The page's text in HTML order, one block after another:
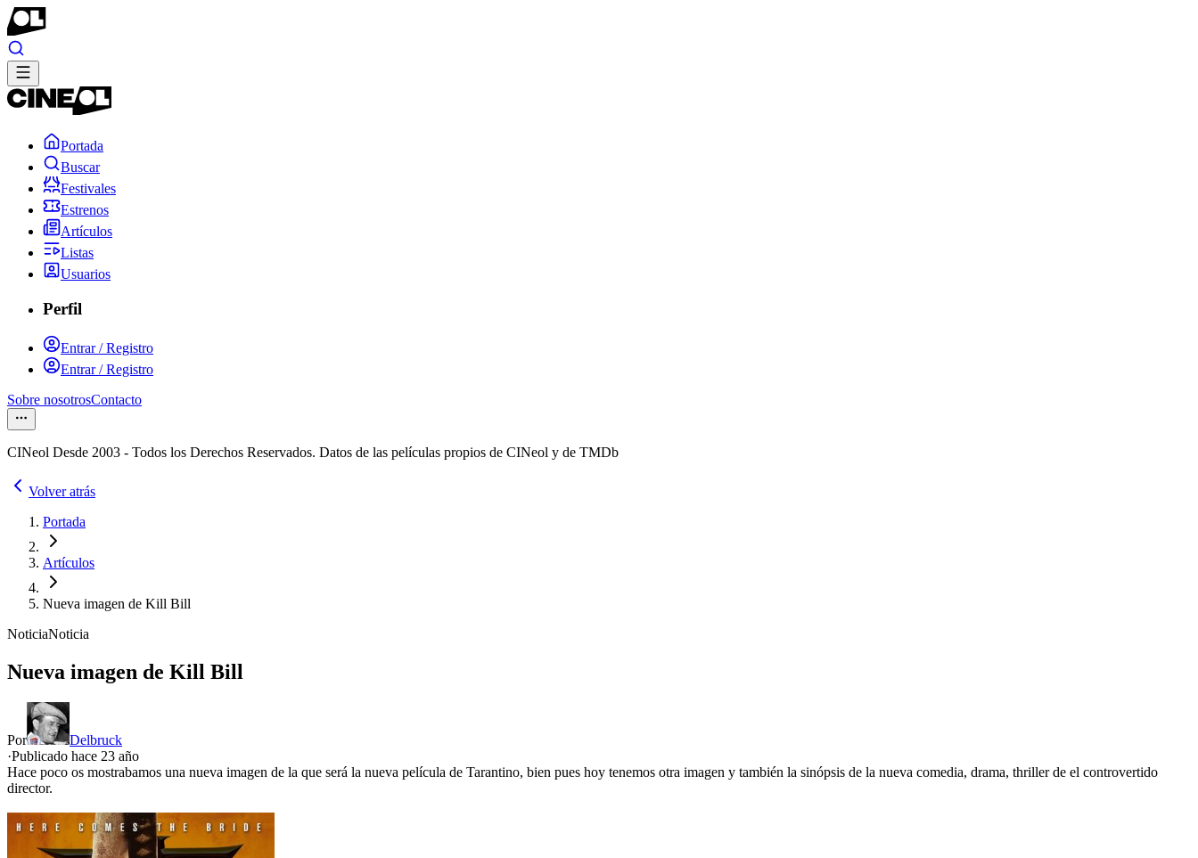
Portada
Buscar
Festivales
Estrenos
Artículos
Listas
Usuarios
Perfil
Entrar / Registro
Entrar / Registro
Sobre nosotrosContacto
CINeol Desde 2003 - Todos los Derechos Reservados. Datos de las películas propios de CINeol y de TMDb
Volver atrás
Portada
Artículos
Nueva imagen de Kill Bill
NoticiaNoticia
Nueva imagen de Kill Bill
Por
Delbruck
·Publicado hace 23 año
Hace poco os mostrabamos una nueva imagen de la que será la nueva película de Tarantino, bien pues hoy tenemos otra imagen y también la sinópsis de la nueva comedia, drama, thriller de el controvertido
director.